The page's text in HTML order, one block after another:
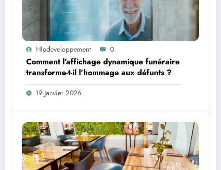
Hlpdeveloppement 0
Comment l’affichage dynamique funéraire
transforme-t-il l’hommage aux défunts ?
19 Janvier 2026